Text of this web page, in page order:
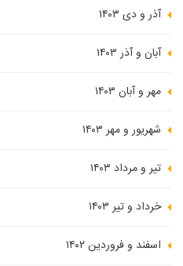
آذر و دی ۱۴۰۳
آبان و آذر ۱۴۰۳
مهر و آبان ۱۴۰۳
شهریور و مهر ۱۴۰۳
تیر و مرداد ۱۴۰۳
خرداد و تیر ۱۴۰۳
اسفند و فروردین ۱۴۰۲